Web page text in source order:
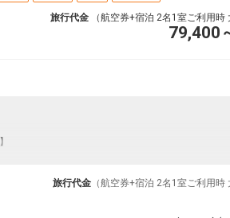
旅行代金 （航空券+宿泊 2名1室ご利用時
79,400
合わせできるダイナミックパッケージだから、一
旅行代金 （航空券+宿泊 2名1室ご利用時